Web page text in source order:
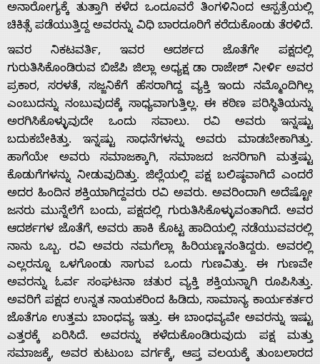
ಅನಾರೋಗ್ಯ‌ಕ್ಕೆ ತುತ್ತಾಗಿ ಕಳೆದ ಒಂದೂವರೆ ತಿಂಗಳಿನಿಂದ ಆಸ್ಪತ್ರೆಯಲ್ಲಿ
ಚಿಕಿತ್ಸೆ ಪಡೆಯುತ್ತಿದ್ದ ಅವರನ್ನು ವಿಧಿ ಬಾರದೂರಿಗೆ ಕರೆದುಕೊಂಡು ತೆರಳಿದೆ.
ಇವರ ನಿಕಟವರ್ತಿ, ಇವರ ಆದರ್ಶ‌ದ ಜೊತೆಗೇ ಪಕ್ಷದಲ್ಲಿ
ಗುರುತಿಸಿಕೊಂಡಿರುವ ಬಿಜೆಪಿ ಜಿಲ್ಲಾ ಅಧ್ಯಕ್ಷ ಡಾ ರಾಜೇಶ್ ನೀರ್ಳಿ ಅವರ
ಪ್ರಕಾರ, ಸರಳತೆ, ಸಜ್ಜನಿಕೆಗೆ ಹೆಸರಾಗಿದ್ದ ವ್ಯಕ್ತಿ ಇಂದು ನಮ್ಮೊಂದಿಗಿಲ್ಲ
ಎಂಬುದನ್ನು ನಂಬುವುದಕ್ಕೆ ಸಾಧ್ಯವಾಗುತ್ತಿಲ್ಲ. ಈ ಕಠಿಣ ಪರಿಸ್ಥಿತಿ‌ಯನ್ನು
ಅರಗಿಸಿಕೊಳ್ಳುವುದೇ ಒಂದು ಸವಾಲು. ರವಿ ಅವರು ಇನ್ನಷ್ಟು
ಬದುಕಬೇಕಿತ್ತು. ಇನ್ನಷ್ಟು ಸಾಧನೆಗಳನ್ನು ಅವರು ಮಾಡಬೇಕಾಗಿತ್ತು.
ಹಾಗೆಯೇ ಅವರು ಸಮಾಜಕ್ಕಾಗಿ, ಸಮಾಜದ ಜನರಿಗಾಗಿ ಮತ್ತಷ್ಟು
ಕೊಡುಗೆಗಳನ್ನು ನೀಡುವುದಿತ್ತು. ಜಿಲ್ಲೆಯಲ್ಲಿ ಪಕ್ಷ ಬಲಿಷ್ಠ‌ವಾಗಿದೆ ಎಂದರೆ
ಅದರ ಹಿಂದಿನ ಶಕ್ತಿಯಾಗಿದ್ದವರು ರವಿ ಅವರು. ಅವರಿಂದಾಗಿ ಅದೆಷ್ಟೋ
ಜನರು ಮುನ್ನೆಲೆಗೆ ಬಂದು, ಪಕ್ಷದಲ್ಲಿ ಗುರುತಿಸಿಕೊಳ್ಳುವಂತಾಗಿದೆ. ಅವರ
ಆದರ್ಶಗಳ ಜೊತೆಗೆ, ಅವರು ಹಾಕಿ ಕೊಟ್ಟ ಹಾದಿಯಲ್ಲಿ ನಡೆಯುವವರಲ್ಲಿ
ನಾನು ಒಬ್ಬ. ರವಿ ಅವರು ನಮಗೆಲ್ಲಾ ಹಿರಿಯಣ್ಣನಂತಿದ್ದರು. ಅವರಲ್ಲಿ
ಎಲ್ಲರನ್ನೂ ಒಳಗೊಂಡು ಸಾಗುವ ಒಂದು ಗುಣವಿತ್ತು. ಈ ಗುಣವೇ
ಅವರನ್ನು ಓರ್ವ ಸಂಘಟನಾ ಚತುರ ವ್ಯಕ್ತಿ ಶಕ್ತಿ‌ಯನ್ನಾಗಿ ರೂಪಿಸಿತ್ತು.
ಅವರಿಗೆ ಪಕ್ಷದ ಉನ್ನತ ನಾಯಕರಿಂದ ಹಿಡಿದು, ಸಾಮಾನ್ಯ ಕಾರ್ಯಕರ್ತರ
ಜೊತೆಗೂ ಉತ್ತಮ ಬಾಂಧವ್ಯ ಇತ್ತು. ಈ ಬಾಂಧವ್ಯ‌ವೇ ಅವರನ್ನು ಇಷ್ಟು
ಎತ್ತರಕ್ಕೆ ಏರಿಸಿದೆ. ಅವರನ್ನು ಕಳೆದುಕೊಂಡಿರುವುದು ಪಕ್ಷ ಮತ್ತು
ಸಮಾಜಕ್ಕೆ, ಅವರ ಕುಟುಂಬ ವರ್ಗಕ್ಕೆ, ಆಪ್ತ ವಲಯಕ್ಕೆ ತುಂಬಲಾರದ